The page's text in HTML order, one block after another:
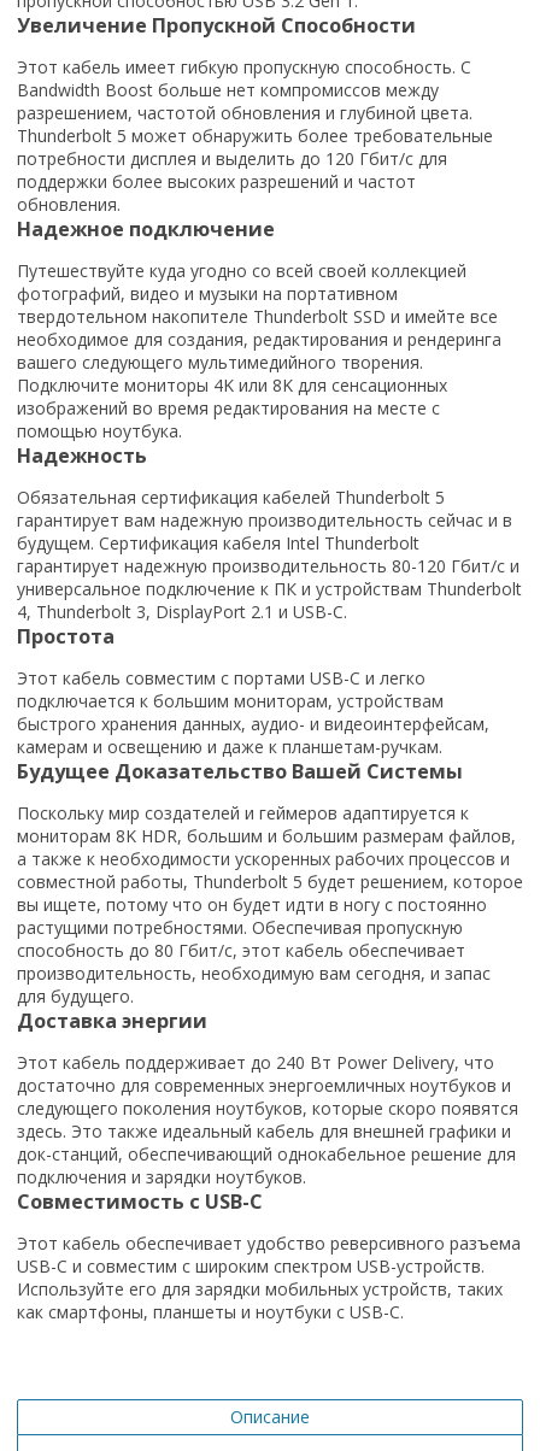
Увеличение Пропускной Способности
Этот кабель имеет гибкую пропускную способность. С
Bandwidth Boost больше нет компромиссов между
разрешением, частотой обновления и глубиной цвета.
Thunderbolt 5 может обнаружить более требовательные
потребности дисплея и выделить до 120 Гбит/с для
поддержки более высоких разрешений и частот
обновления.
Надежное подключение
Путешествуйте куда угодно со всей своей коллекцией
фотографий, видео и музыки на портативном
твердотельном накопителе Thunderbolt SSD и имейте все
необходимое для создания, редактирования и рендеринга
вашего следующего мультимедийного творения.
Подключите мониторы 4K или 8K для сенсационных
изображений во время редактирования на месте с
помощью ноутбука.
Надежность
Обязательная сертификация кабелей Thunderbolt 5
гарантирует вам надежную производительность сейчас и в
будущем. Сертификация кабеля Intel Thunderbolt
гарантирует надежную производительность 80-120 Гбит/с и
универсальное подключение к ПК и устройствам Thunderbolt
4, Thunderbolt 3, DisplayPort 2.1 и USB-C.
Простота
Этот кабель совместим с портами USB-C и легко
подключается к большим мониторам, устройствам
быстрого хранения данных, аудио- и видеоинтерфейсам,
камерам и освещению и даже к планшетам-ручкам.
Будущее Доказательство Вашей Системы
Поскольку мир создателей и геймеров адаптируется к
мониторам 8K HDR, большим и большим размерам файлов,
а также к необходимости ускоренных рабочих процессов и
совместной работы, Thunderbolt 5 будет решением, которое
вы ищете, потому что он будет идти в ногу с постоянно
растущими потребностями. Обеспечивая пропускную
способность до 80 Гбит/с, этот кабель обеспечивает
производительность, необходимую вам сегодня, и запас
для будущего.
Доставка энергии
Этот кабель поддерживает до 240 Вт Power Delivery, что
достаточно для современных энергоемличных ноутбуков и
следующего поколения ноутбуков, которые скоро появятся
здесь. Это также идеальный кабель для внешней графики и
док-станций, обеспечивающий однокабельное решение для
подключения и зарядки ноутбуков.
Совместимость с USB-C
Этот кабель обеспечивает удобство реверсивного разъема
USB-C и совместим с широким спектром USB-устройств.
Используйте его для зарядки мобильных устройств, таких
как смартфоны, планшеты и ноутбуки с USB-C.
Описание